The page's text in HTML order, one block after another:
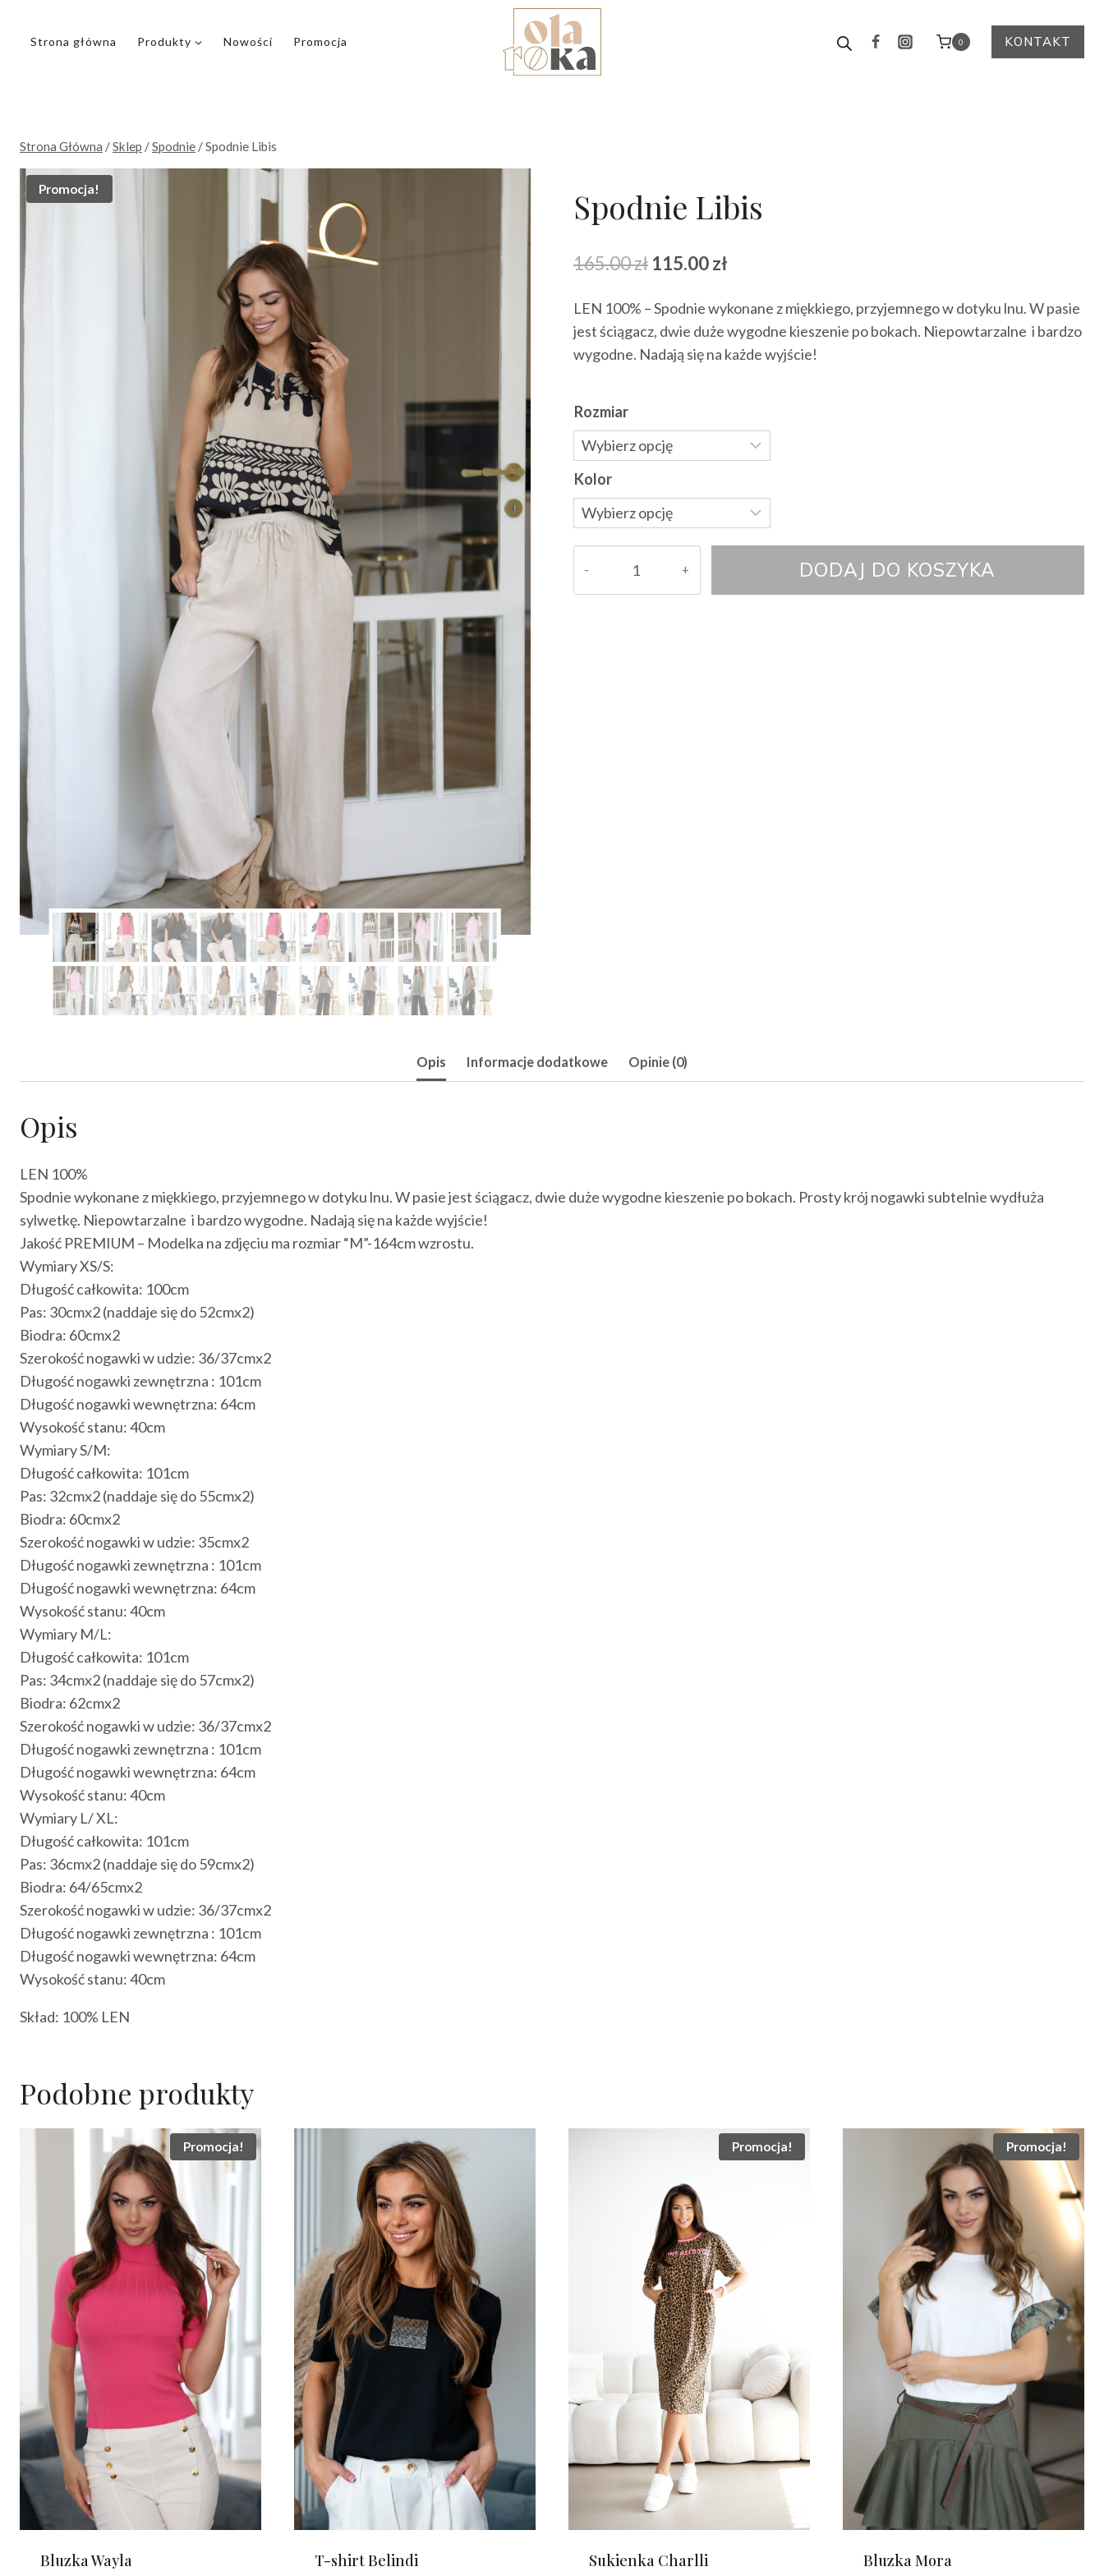
Strona główna Produkty Nowości Promocja 0 KONTAKT
Strona Główna /Sklep /Spodnie /Spodnie Libis
Promocja! Spodnie Libis
165.00zł Pierwotna
wynosiła:
165.00 zł.
115.00złAktualna
wynosi:
115.00 zł.
LEN 100% – Spodnie wykonane z miękkiego, przyjemnego w dotyku lnu. W pasie
jest ściągacz, dwie duże wygodne kieszenie po bokach. Niepowtarzalne i bardzo
wygodne. Nadają się na każde wyjście!
Rozmiar
Kolor
DODAJ DO KOSZYKA
Opis Informacje dodatkowe Opinie (0)
Opis
LEN 100%
Spodnie wykonane z miękkiego, przyjemnego w dotyku lnu. W pasie jest ściągacz, dwie duże wygodne kieszenie po bokach. Prosty krój nogawki subtelnie wydłuża
sylwetkę. Niepowtarzalne i bardzo wygodne. Nadają się na każde wyjście!
Jakość PREMIUM – Modelka na zdjęciu ma rozmiar “M”-164cm wzrostu.
Wymiary XS/S:
Długość całkowita: 100cm
Pas: 30cmx2 (naddaje się do 52cmx2)
Biodra: 60cmx2
Szerokość nogawki w udzie: 36/37cmx2
Długość nogawki zewnętrzna : 101cm
Długość nogawki wewnętrzna: 64cm
Wysokość stanu: 40cm
Wymiary S/M:
Długość całkowita: 101cm
Pas: 32cmx2 (naddaje się do 55cmx2)
Biodra: 60cmx2
Szerokość nogawki w udzie: 35cmx2
Długość nogawki zewnętrzna : 101cm
Długość nogawki wewnętrzna: 64cm
Wysokość stanu: 40cm
Wymiary M/L:
Długość całkowita: 101cm
Pas: 34cmx2 (naddaje się do 57cmx2)
Biodra: 62cmx2
Szerokość nogawki w udzie: 36/37cmx2
Długość nogawki zewnętrzna : 101cm
Długość nogawki wewnętrzna: 64cm
Wysokość stanu: 40cm
Wymiary L/ XL:
Długość całkowita: 101cm
Pas: 36cmx2 (naddaje się do 59cmx2)
Biodra: 64/65cmx2
Szerokość nogawki w udzie: 36/37cmx2
Długość nogawki zewnętrzna : 101cm
Długość nogawki wewnętrzna: 64cm
Wysokość stanu: 40cm
Skład: 100% LEN
Podobne produkty
Promocja!
Bluzka Wayla T-shirt Belindi
Promocja!
Sukienka Charlli
Promocja!
Bluzka Mora